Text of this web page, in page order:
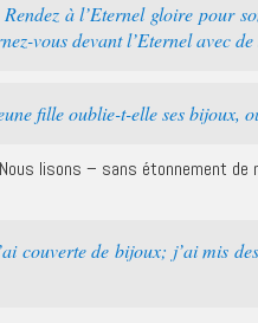
à l’Eternel gloire pour
vous devant l’Eternel avec
fille oublie-t-elle ses bijoux,
lisons – sans étonnement de
couverte de bijoux; j’ai mis